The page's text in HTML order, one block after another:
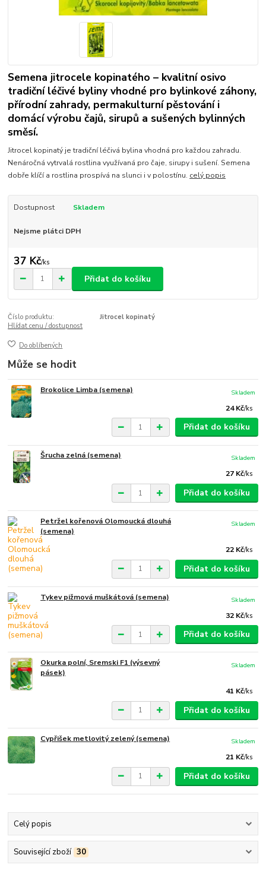
Semena jitrocele kopinatého – kvalitní osivo
tradiční léčivé byliny vhodné pro bylinkové záhony,
přírodní zahrady, permakulturní pěstování i
domácí výrobu čajů, sirupů a sušených bylinných
směsí.
Jitrocel kopinatý je tradiční léčivá bylina vhodná pro každou zahradu.
Nenáročná vytrvalá rostlina využívaná pro čaje, sirupy i sušení. Semena
dobře klíčí a rostlina prospívá na slunci i v polostínu. celý popis
Dostupnost Skladem
Nejsme plátci DPH
37 Kč/ks
Přidat do košíku
Číslo produktu:
Jitrocel kopinatý
Hlídat cenu / dostupnost
Do oblíbených
Může se hodit
Brokolice Limba (semena)
24 Kč/ks
Skladem
Přidat do košíku
Šrucha zelná (semena)
27 Kč/ks
Skladem
Přidat do košíku
Petržel kořenová Olomoucká dlouhá
(semena)
22 Kč/ks
Skladem
Přidat do košíku
Tykev pižmová muškátová (semena)
32 Kč/ks
Skladem
Přidat do košíku
Okurka polní, Sremski F1 (výsevný
pásek)
41 Kč/ks
Skladem
Přidat do košíku
Cypřišek metlovitý zelený (semena)
21 Kč/ks
Skladem
Přidat do košíku
Celý popis
Související zboží 30